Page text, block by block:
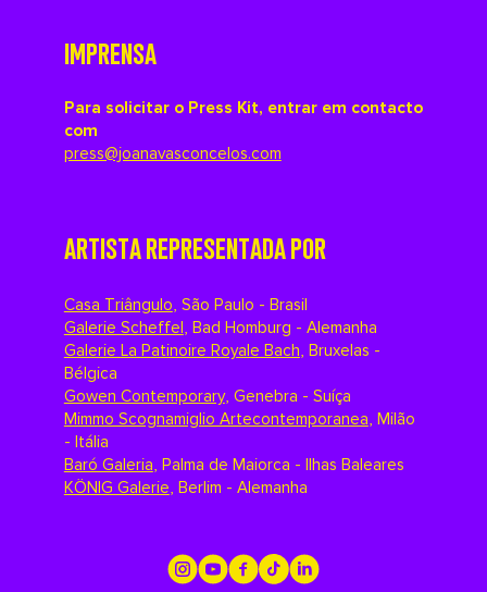
IMPRENSA
Para solicitar o Press Kit, entrar em contacto
com
press@joanavasconcelos.com
ARTISTA REPRESENTADA POR
Casa Triângulo, São Paulo - Brasil
Galerie Scheffel, Bad Homburg - Alemanha
Galerie La Patinoire Royale Bach, Bruxelas -
Bélgica
Gowen Contemporary, Genebra - Suíça
Mimmo Scognamiglio Artecontemporanea, Milão
- Itália
Baró Galeria, Palma de Maiorca - Ilhas Baleares
KÖNIG Galerie, Berlim - Alemanha